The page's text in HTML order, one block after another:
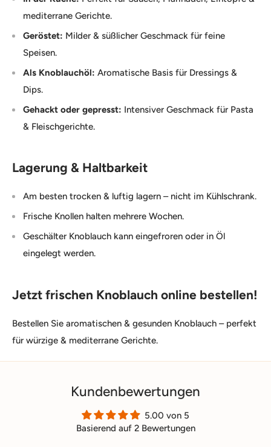
mediterrane Gerichte.
Geröstet: Milder & süßlicher Geschmack für feine
Speisen.
Als Knoblauchöl: Aromatische Basis für Dressings &
Dips.
Gehackt oder gepresst: Intensiver Geschmack für Pasta
& Fleischgerichte.
Lagerung & Haltbarkeit
Am besten trocken & luftig lagern – nicht im Kühlschrank.
Frische Knollen halten mehrere Wochen.
Geschälter Knoblauch kann eingefroren oder in Öl
eingelegt werden.
Jetzt frischen Knoblauch online bestellen!
Bestellen Sie aromatischen & gesunden Knoblauch – perfekt
für würzige & mediterrane Gerichte.
Kundenbewertungen
5.00 von 5
Basierend auf 2 Bewertungen